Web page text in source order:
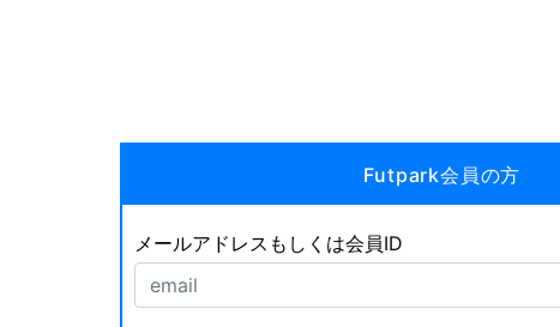
Futpark会員の方
メールアドレスもしくは会員ID